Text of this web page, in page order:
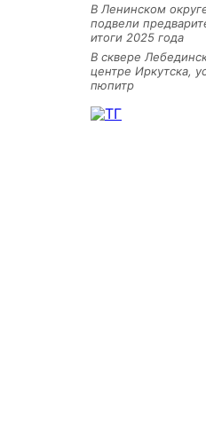
В Ленинском
подвели
итоги 2025 года
В сквере
центре Иркутска,
пюпитр